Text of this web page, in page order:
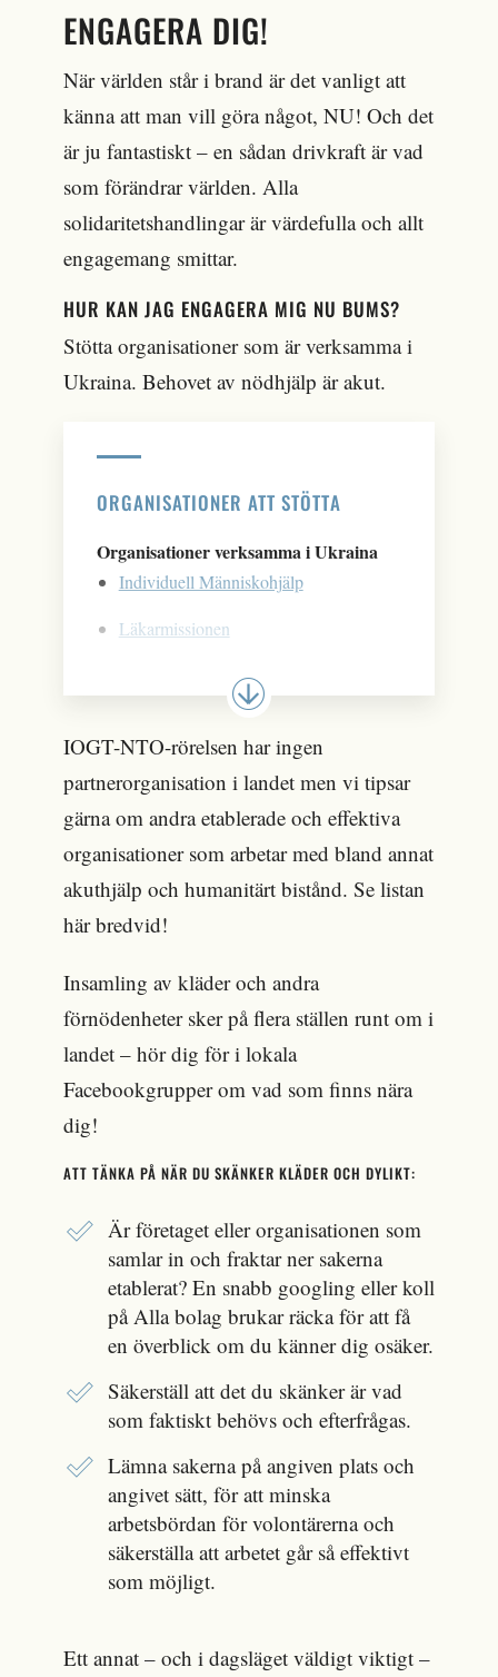
ENGAGERA DIG!
När världen står i brand är det vanligt att
känna att man vill göra något, NU! Och det
är ju fantastiskt – en sådan drivkraft är vad
som förändrar världen. Alla
solidaritetshandlingar är värdefulla och allt
engagemang smittar.
HUR KAN JAG ENGAGERA MIG NU BUMS?
Stötta organisationer som är verksamma i
Ukraina. Behovet av nödhjälp är akut.
ORGANISATIONER ATT STÖTTA
Organisationer verksamma i Ukraina
Individuell Människohjälp
Läkarmissionen
Röda korset
Sverige för UNHCR
UNICEF
Organisationer som arbetar långsiktigt
med fredsarbete, demokrati och/eller
mänskliga rättigheter
Svenska Freds
Amnesty
IOGT-NTO-rörelsen
(Samtliga organisationer i listorna har 90-
insamlingskontroll - en garant för att
pengarna kommer fram och används till
sitt syfte)
IOGT-NTO-rörelsen har ingen
partnerorganisation i landet men vi tipsar
gärna om andra etablerade och effektiva
organisationer som arbetar med bland annat
akuthjälp och humanitärt bistånd. Se listan
här bredvid!
Insamling av kläder och andra
förnödenheter sker på flera ställen runt om i
landet – hör dig för i lokala
Facebookgrupper om vad som finns nära
dig!
ATT TÄNKA PÅ NÄR DU SKÄNKER KLÄDER OCH DYLIKT:
Är företaget eller organisationen som
samlar in och fraktar ner sakerna
etablerat? En snabb googling eller koll
på Alla bolag brukar räcka för att få
en överblick om du känner dig osäker.
Säkerställ att det du skänker är vad
som faktiskt behövs och efterfrågas.
Lämna sakerna på angiven plats och
angivet sätt, för att minska
arbetsbördan för volontärerna och
säkerställa att arbetet går så effektivt
som möjligt.
Ett annat – och i dagsläget väldigt viktigt –